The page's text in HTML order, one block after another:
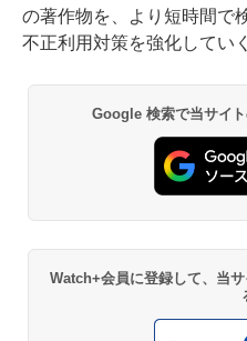
の著作物を、より短時間で
不正利用対策を強化していく
Google 検索で当サイ
Watch+会員に登録して、当